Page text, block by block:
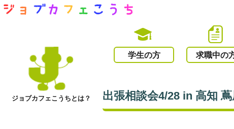
学生の方 求職中の
ジョブカフェこうちとは？ 出張相談会4/28 in 高知